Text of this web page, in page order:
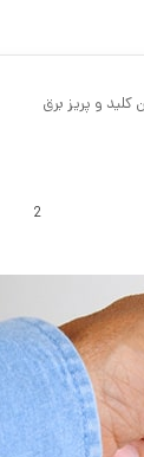
و پریز برق
2